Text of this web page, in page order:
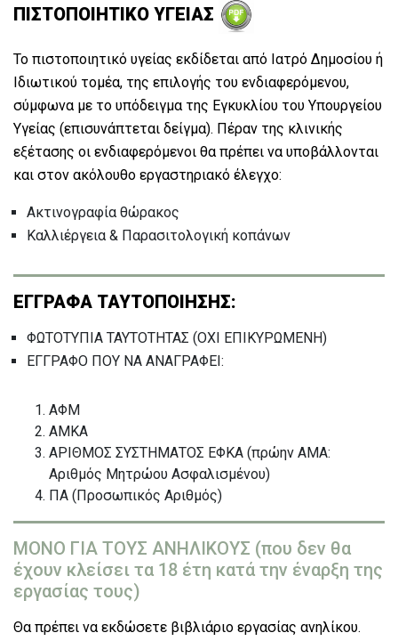
ΠΙΣΤΟΠΟΙΗΤΙΚΟ ΥΓΕΙΑΣ
Το πιστοποιητικό υγείας εκδίδεται από Ιατρό Δημοσίου ή
Ιδιωτικού τομέα, της επιλογής του ενδιαφερόμενου,
σύμφωνα με το υπόδειγμα της Εγκυκλίου του Υπουργείου
Υγείας (επισυνάπτεται δείγμα). Πέραν της κλινικής
εξέτασης οι ενδιαφερόμενοι θα πρέπει να υποβάλλονται
και στον ακόλουθο εργαστηριακό έλεγχο:
Ακτινογραφία θώρακος
Καλλιέργεια & Παρασιτολογική κοπάνων
ΕΓΓΡΑΦΑ ΤΑΥΤΟΠΟΙΗΣΗΣ:
ΦΩΤΟΤΥΠΙΑ ΤΑΥΤΟΤΗΤΑΣ (ΟΧΙ ΕΠΙΚΥΡΩΜΕΝΗ)
ΕΓΓΡΑΦΟ ΠΟΥ ΝΑ ΑΝΑΓΡΑΦΕΙ:
ΑΦΜ
ΑΜΚΑ
ΑΡΙΘΜΟΣ ΣΥΣΤΗΜΑΤΟΣ ΕΦΚΑ (πρώην ΑΜΑ:
Αριθμός Μητρώου Ασφαλισμένου)
ΠΑ (Προσωπικός Αριθμός)
ΜΟΝΟ ΓΙΑ ΤΟΥΣ ΑΝΗΛΙΚΟΥΣ (που δεν θα
έχουν κλείσει τα 18 έτη κατά την έναρξη της
εργασίας τους)
Θα πρέπει να εκδώσετε βιβλιάριο εργασίας ανηλίκου.